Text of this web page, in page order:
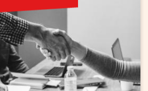
aanbod webinars en workshops staat
agenda op deze website.
AGENDA